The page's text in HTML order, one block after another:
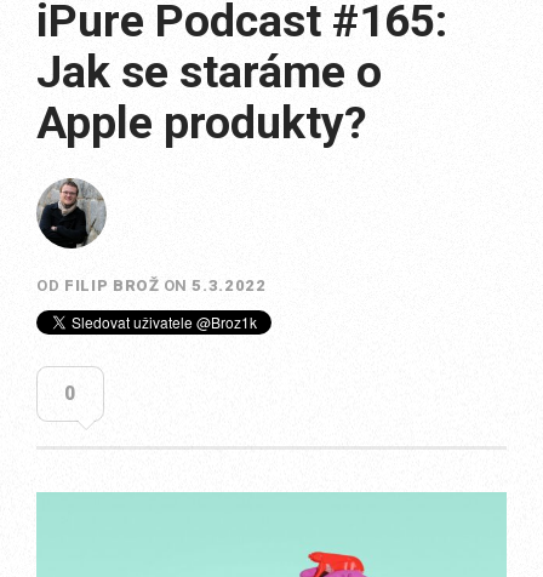
iPure Podcast #165:
Jak se staráme o
Apple produkty?
OD FILIP BROŽ ON5.3.2022
0